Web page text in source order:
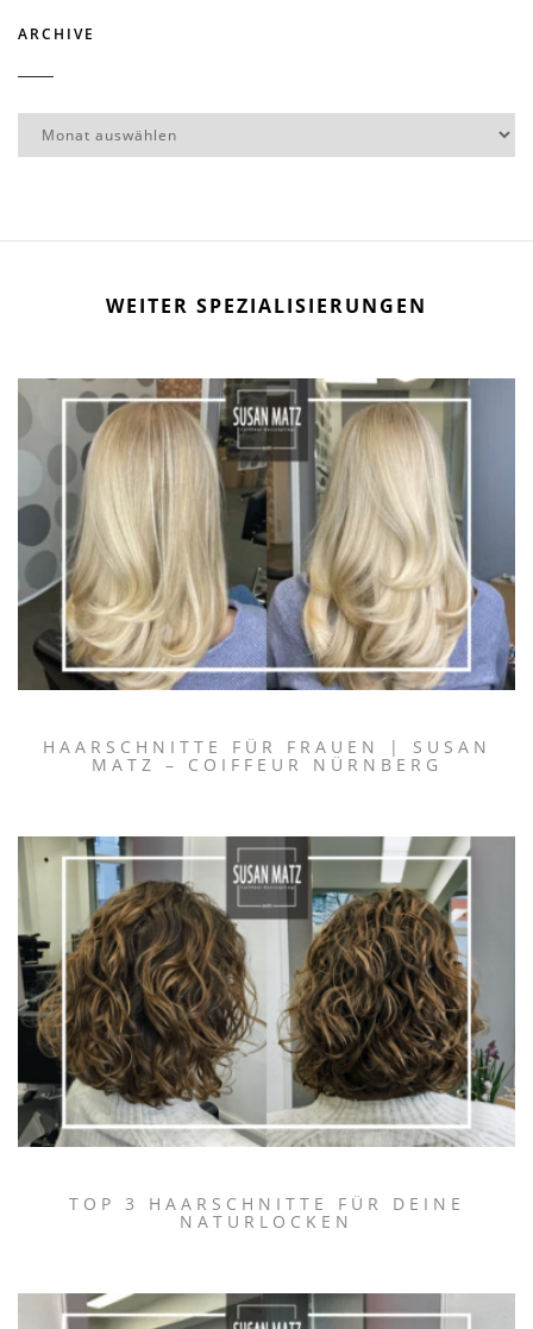
ARCHIVE
Archive
WEITER SPEZIALISIERUNGEN
HAARSCHNITTE FÜR FRAUEN | SUSAN
MATZ – COIFFEUR NÜRNBERG
TOP 3 HAARSCHNITTE FÜR DEINE
NATURLOCKEN